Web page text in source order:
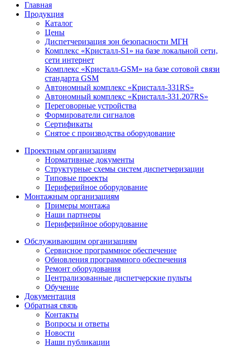
Главная
Продукция
Каталог
Цены
Диспетчеризация зон безопасности МГН
Комплекс «Кристалл-S1» на базе локальной сети,
сети интернет
Комплекс «Кристалл-GSM» на базе сотовой связи
стандарта GSM
Автономный комплекс «Кристалл-331RS»
Автономный комплекс «Кристалл-331.207RS»
Переговорные устройства
Формирователи сигналов
Сертификаты
Снятое с производства оборудование
Проектным организациям
Нормативные документы
Структурные схемы систем диспетчеризации
Типовые проекты
Периферийное оборудование
Монтажным организациям
Примеры монтажа
Наши партнеры
Периферийное оборудование
Обслуживающим организациям
Сервисное программное обеспечение
Обновления программного обеспечения
Ремонт оборудования
Централизованные диспетчерские пульты
Обучение
Документация
Обратная связь
Контакты
Вопросы и ответы
Новости
Наши публикации